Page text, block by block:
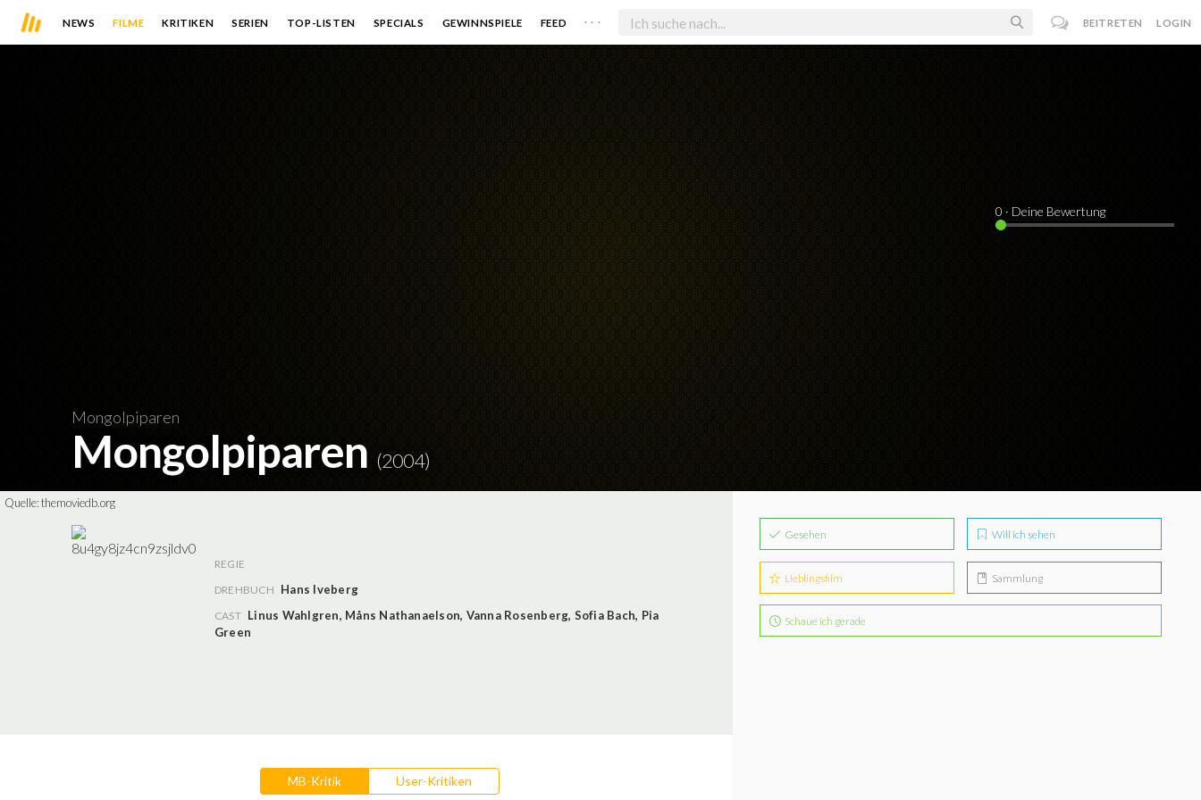
NEWS FILME KRITIKEN SERIEN TOP-LISTEN SPECIALS GEWINNSPIELE FEED . . . BEITRETEN LOGIN
Mongolpiparen
Mongolpiparen (2004)
0 · Deine Bewertung
Quelle:themoviedb.org
REGIE
DREHBUCH Hans Iveberg
CAST Linus Wahlgren, Måns Nathanaelson, Vanna Rosenberg, Sofia Bach, Pia
Green
MB-Kritik User-Kritiken
Gesehen Will ich sehen
Lieblingsfilm Sammlung
Schaue ich gerade